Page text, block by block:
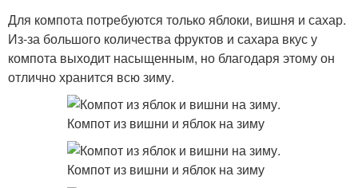
Для компота потребуются только яблоки, вишня и сахар.
Из-за большого количества фруктов и сахара вкус у
компота выходит насыщенным, но благодаря этому он
отлично хранится всю зиму.